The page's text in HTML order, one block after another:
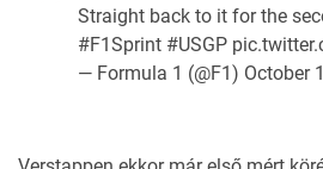
Straight back to it for the
#F1Sprint #USGP
— Formula 1 (@F1) October